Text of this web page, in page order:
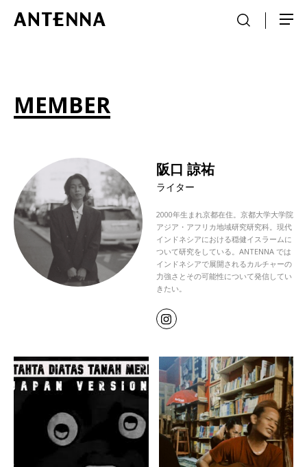
MEMBER
阪口 諒祐
ライター
2000年生まれ京都在住。京都大学大学院
アジア・アフリカ地域研究研究科。現代
インドネシアにおける穏健イスラームに
ついて研究をしている。ANTENNA では
インドネシアで展開されるカルチャーの
力強さとその可能性について発信してい
きたい。